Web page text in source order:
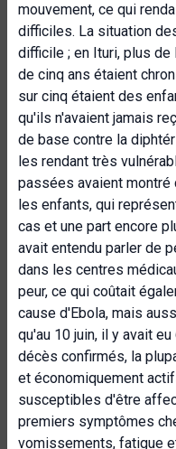
mouvement, ce qui
difficiles. La situation
difficile ; en Ituri, plus
de cinq ans étaient
sur cinq étaient des
qu'ils n'avaient jamais
de base contre la
les rendant très
passées avaient
les enfants, qui
cas et une part encore
avait entendu parler de
dans les centres
peur, ce qui coûtait
cause d'Ebola, mais
qu'au 10 juin, il y avait
décès confirmés, la
et économiquement
susceptibles d'être
premiers symptômes
vomissements, fatigue